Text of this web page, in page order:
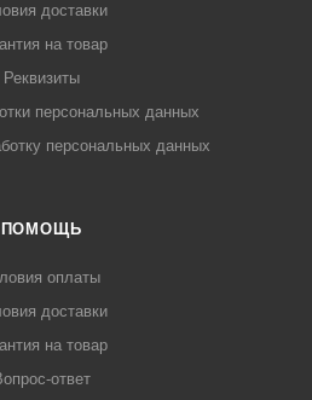
доставки
на товар
Реквизиты
персональных данных
персональных данных
ПОМОЩЬ
оплаты
доставки
на товар
ответ